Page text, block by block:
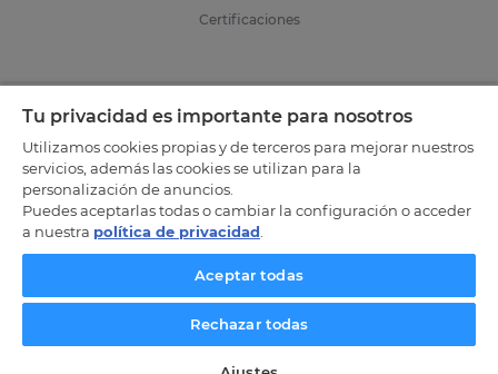
Certificaciones
Tu privacidad es importante para nosotros
Utilizamos cookies propias y de terceros para mejorar nuestros
servicios, además las cookies se utilizan para la
personalización de anuncios.
Puedes aceptarlas todas o cambiar la configuración o acceder
a nuestra política de privacidad
Aceptar todas
Rechazar todas